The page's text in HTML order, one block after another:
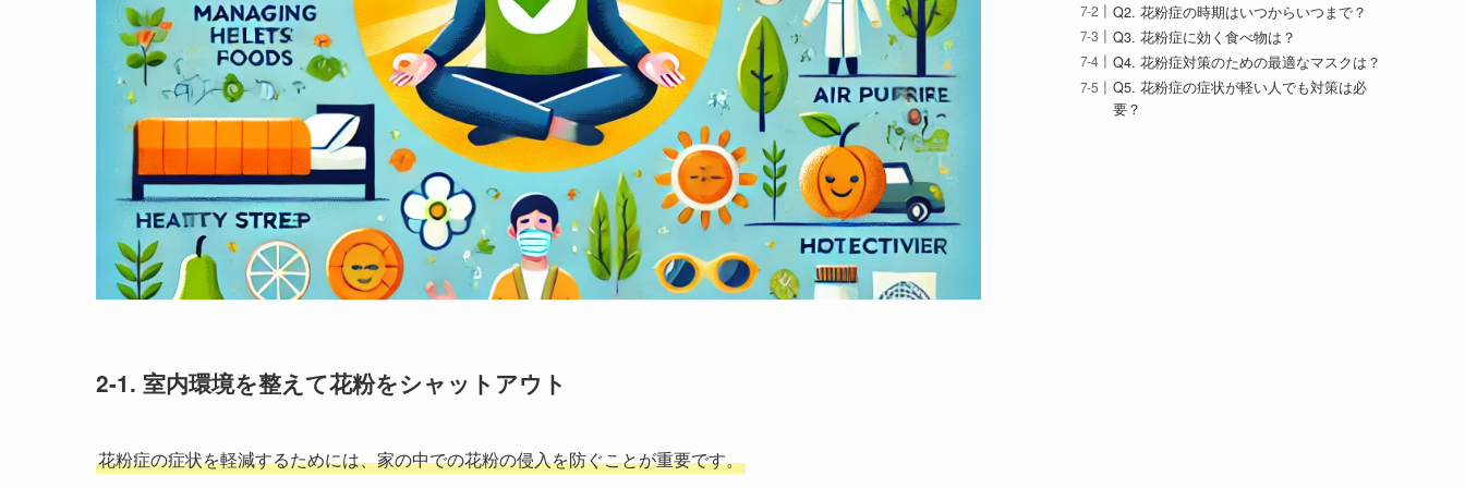
2-1. 室内環境を整えて花粉をシャットアウト
花粉症の症状を軽減するためには、家の中での花粉の侵入を防ぐことが重要です。
Q2. 花粉症の時期はいつからいつまで？
Q3. 花粉症に効く食べ物は？
Q4. 花粉症対策のための最適なマスクは？
Q5. 花粉症の症状が軽い人でも対策は必
要？